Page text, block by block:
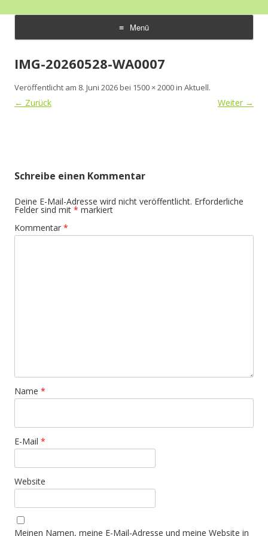
Seniorenzentrum Sunnehof
Rohrbach
Menü
Zum
springen
IMG-20260528-WA0007
Veröffentlicht am 8. Juni 2026bei 1500 × 2000in Aktuell.
← Zurück Weiter →
Schreibe einen Kommentar
Deine E-Mail-Adresse wird nicht veröffentlicht. Erforderliche
Felder sind mit * markiert
Kommentar *
Name *
E-Mail *
Website
Meinen Namen, meine E-Mail-Adresse und meine Website in